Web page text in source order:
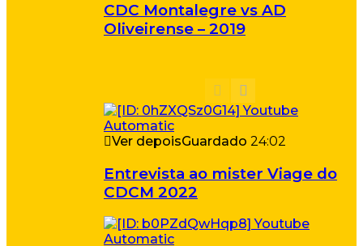
CDC Montalegre vs AD
Oliveirense – 2019
Ver depoisGuardado 24:02
Entrevista ao mister Viage do
CDCM 2022